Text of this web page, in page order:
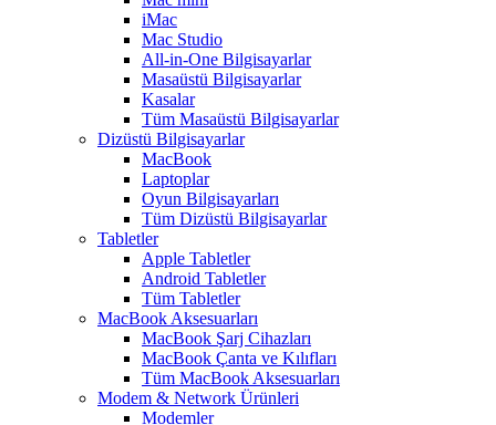
iMac
Mac Studio
All-in-One Bilgisayarlar
Masaüstü Bilgisayarlar
Kasalar
Tüm Masaüstü Bilgisayarlar
Dizüstü Bilgisayarlar
MacBook
Laptoplar
Oyun Bilgisayarları
Tüm Dizüstü Bilgisayarlar
Tabletler
Apple Tabletler
Android Tabletler
Tüm Tabletler
MacBook Aksesuarları
MacBook Şarj Cihazları
MacBook Çanta ve Kılıfları
Tüm MacBook Aksesuarları
Modem & Network Ürünleri
Modemler